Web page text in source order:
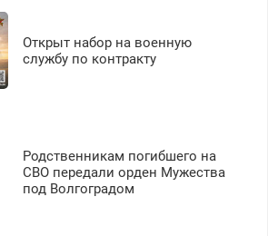
Открыт набор на военную
службу по контракту
Родственникам погибшего на
СВО передали орден Мужества
под Волгоградом